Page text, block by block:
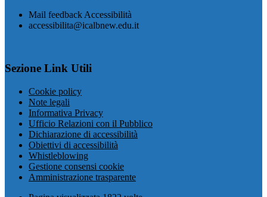
Mail feedback Accessibilità
accessibilita@icalbnew.edu.it
Sezione Link Utili
Cookie policy
Note legali
Informativa Privacy
Ufficio Relazioni con il Pubblico
Dichiarazione di accessibilità
Obiettivi di accessibilità
Whistleblowing
Gestione consensi cookie
Amministrazione trasparente